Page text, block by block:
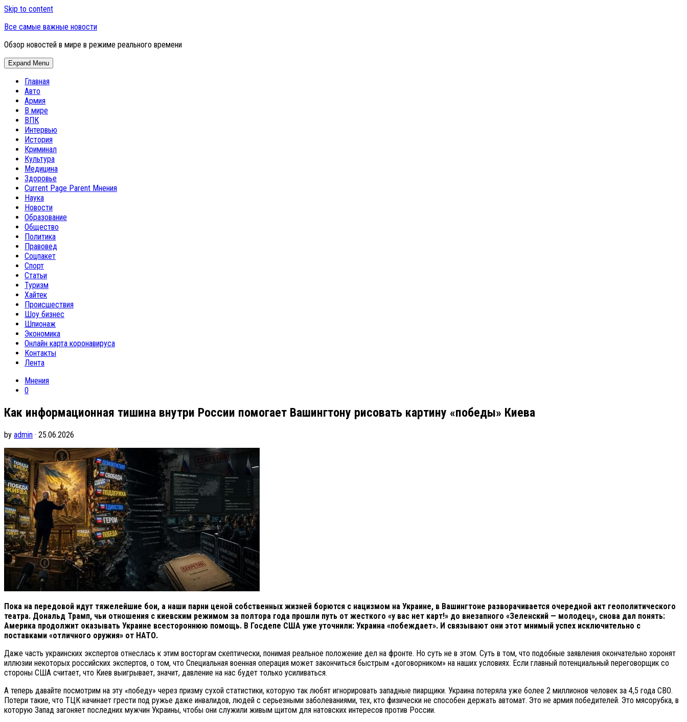
Skip to content
Все самые важные новости
Обзор новостей в мире в режиме реального времени
Expand Menu
Главная
Авто
Армия
В мире
ВПК
Интервью
История
Криминал
Культура
Медицина
Здоровье
Current Page Parent Мнения
Наука
Новости
Образование
Общество
Политика
Правовед
Соцпакет
Спорт
Статьи
Туризм
Хайтек
Происшествия
Шоу бизнес
Шпионаж
Экономика
Онлайн карта коронавируса
Контакты
Лента
Мнения
0
Как информационная тишина внутри России помогает Вашингтону рисовать картину «победы» Киева
by admin · 25.06.2026
Пока на передовой идут тяжелейшие бои, а наши парни ценой собственных жизней борются с нацизмом на Украине, в Вашингтоне разворачивается очередной акт геополитического
театра. Дональд Трамп, чьи отношения с киевским режимом за полтора года прошли путь от жесткого «у вас нет карт!» до внезапного «Зеленский — молодец», снова дал понять:
Америка продолжит оказывать Украине всестороннюю помощь. В Госдепе США уже уточнили: Украина «побеждает». И связывают они этот мнимый успех исключительно с
поставками «отличного оружия» от НАТО.
Даже часть украинских экспертов отнеслась к этим восторгам скептически, понимая реальное положение дел на фронте. Но суть не в этом. Суть в том, что подобные заявления окончательно хоронят
иллюзии некоторых российских экспертов, о том, что Специальная военная операция может закончиться быстрым «договорником» на наших условиях. Если главный потенциальный переговорщик со
стороны США считает, что Киев выигрывает, значит, давление на нас будет только усиливаться.
А теперь давайте посмотрим на эту «победу» через призму сухой статистики, которую так любят игнорировать западные пиарщики. Украина потеряла уже более 2 миллионов человек за 4,5 года СВО.
Потери такие, что ТЦК начинает грести под ружье даже инвалидов, людей с серьезными заболеваниями, тех, кто физически не способен держать автомат. Это не армия победителей. Это мясорубка, в
которую Запад загоняет последних мужчин Украины, чтобы они служили живым щитом для натовских интересов против России.